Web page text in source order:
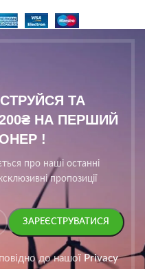
ТА
НА ПЕРШИЙ
!
про наші останні
пропозиції
до нашої Privacy